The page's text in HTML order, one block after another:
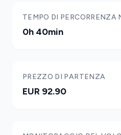
TEMPO DI PERCORRENZA
0h 40min
PREZZO DI PARTENZA
EUR 92.90